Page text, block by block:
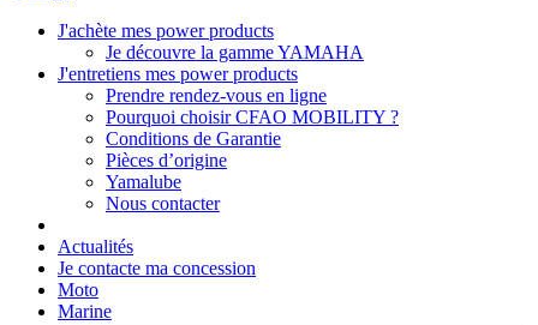
J'achète mes power products
Je découvre la gamme YAMAHA
J'entretiens mes power products
Prendre rendez-vous en ligne
Pourquoi choisir CFAO MOBILITY ?
Conditions de Garantie
Pièces d’origine
Yamalube
Nous contacter
Actualités
Je contacte ma concession
Moto
Marine